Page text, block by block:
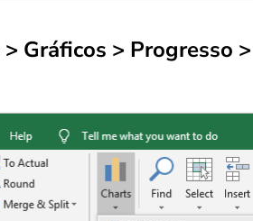
> Gráficos > Progresso >